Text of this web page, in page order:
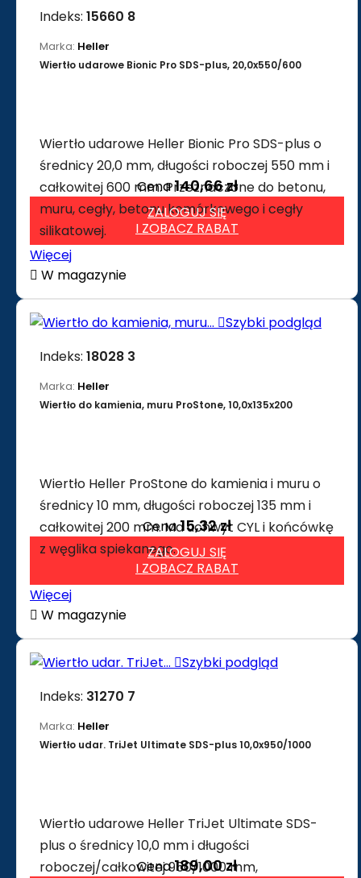
Indeks: 15660 8
Marka: Heller
Wiertło udarowe Bionic Pro SDS-plus, 20,0x550/600
Wiertło udarowe Heller Bionic Pro SDS-plus o
średnicy 20,0 mm, długości roboczej 550 mm i
całkowitej 600 mm. Przeznaczone do betonu,
muru, cegły, betonu komórkowego i cegły
silikatowej.
Cena140,66 zł
ZALOGUJ SIĘ
I ZOBACZ RABAT
Więcej
 W magazynie
Szybki podgląd
Indeks: 18028 3
Marka: Heller
Wiertło do kamienia, muru ProStone, 10,0x135x200
Wiertło Heller ProStone do kamienia i muru o
średnicy 10 mm, długości roboczej 135 mm i
całkowitej 200 mm. Ma uchwyt CYL i końcówkę
z węglika spiekanego.
Cena15,32 zł
ZALOGUJ SIĘ
I ZOBACZ RABAT
Więcej
 W magazynie
Szybki podgląd
Indeks: 31270 7
Marka: Heller
Wiertło udar. TriJet Ultimate SDS-plus 10,0x950/1000
Wiertło udarowe Heller TriJet Ultimate SDS-
plus o średnicy 10,0 mm i długości
roboczej/całkowitej 950/1000 mm,
Cena189,00 zł